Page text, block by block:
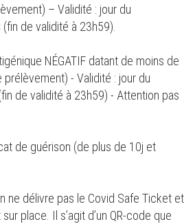
– Validité : jour du
de validité à 23h59).
NÉGATIF datant de moins de
- Validité : jour du
de validité à 23h59) - Attention pas
de guérison (de plus de 10j et
ne délivre pas le Covid Safe Ticket et
place. Il s’agit d’un QR-code que